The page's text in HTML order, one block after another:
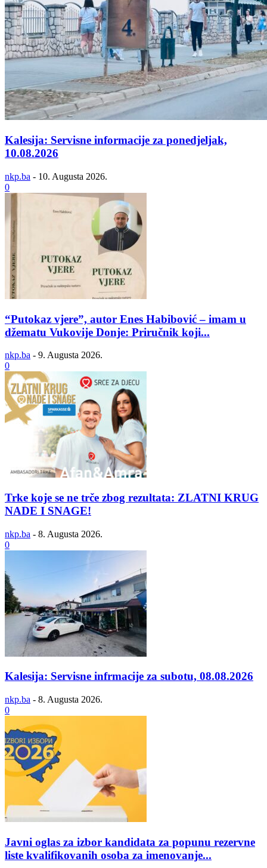
Kalesija: Servisne informacije za ponedjeljak,
10.08.2026
nkp.ba - 10. Augusta 2026.
0
“Putokaz vjere”, autor Enes Habibović – imam u
džematu Vukovije Donje: Priručnik koji...
nkp.ba - 9. Augusta 2026.
0
Trke koje se ne trče zbog rezultata: ZLATNI KRUG
NADE I SNAGE!
nkp.ba - 8. Augusta 2026.
0
Kalesija: Servisne infrmacije za subotu, 08.08.2026
nkp.ba - 8. Augusta 2026.
0
Javni oglas za izbor kandidata za popunu rezervne
liste kvalifikovanih osoba za imenovanje...